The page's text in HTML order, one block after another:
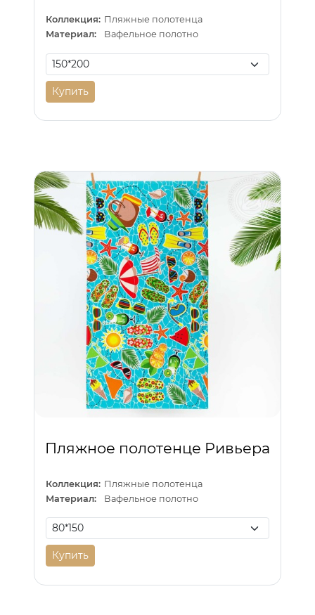
Коллекция: Пляжные полотенца
Материал:
Вафельное полотно
Купить
Пляжное полотенце Ривьера
Коллекция: Пляжные полотенца
Материал:
Вафельное полотно
Купить